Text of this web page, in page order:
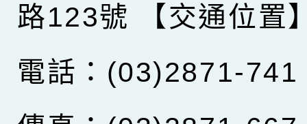
路123號
【交通位置
電話：(03)2871-741